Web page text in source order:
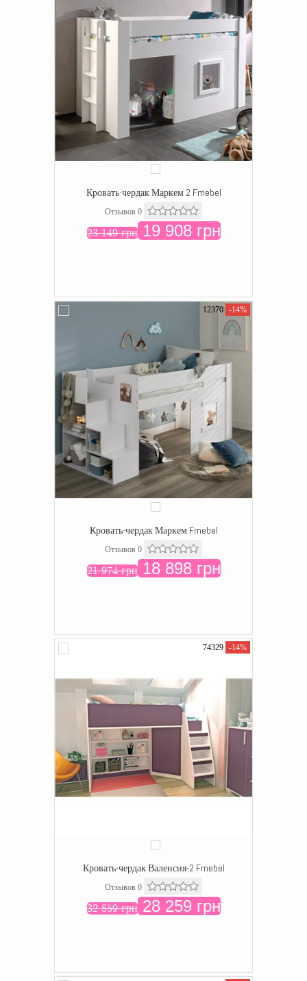
Кровать-чердак Маркем 2 Fmebel
Отзывов 0
23 149 грн19 908 грн
12370 -14%
Кровать-чердак Маркем Fmebel
Отзывов 0
21 974 грн18 898 грн
74329 -14%
Кровать-чердак Валенсия-2 Fmebel
Отзывов 0
32 859 грн28 259 грн